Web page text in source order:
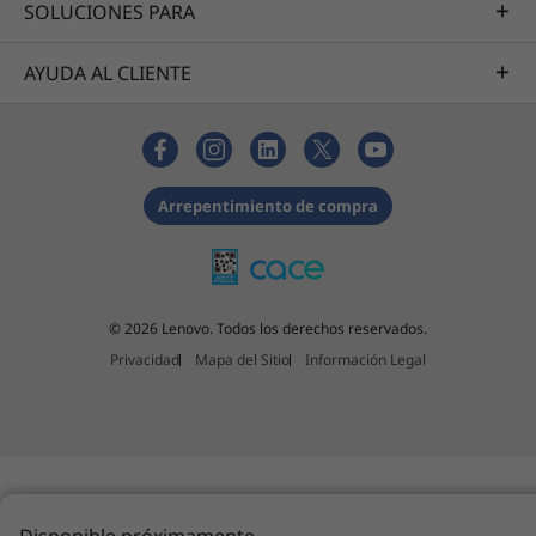
galardonada arquitectura NVIDIA Turing™ (no
disponible en todos los modelos, revisa la
configuración de tu equipo antes de la
compra), tu IdeaPad L340 Gaming de 15.6”
potenciará tus videojuegos favoritos.
Audio™. Esta tecnología de sonido avanzada te
SOLUCIONES PARA
AYUDA AL CLIENTE
Arrepentimiento de compra
© 2026 Lenovo. Todos los derechos reservados.
Privacidad
Mapa del Sitio Información Legal